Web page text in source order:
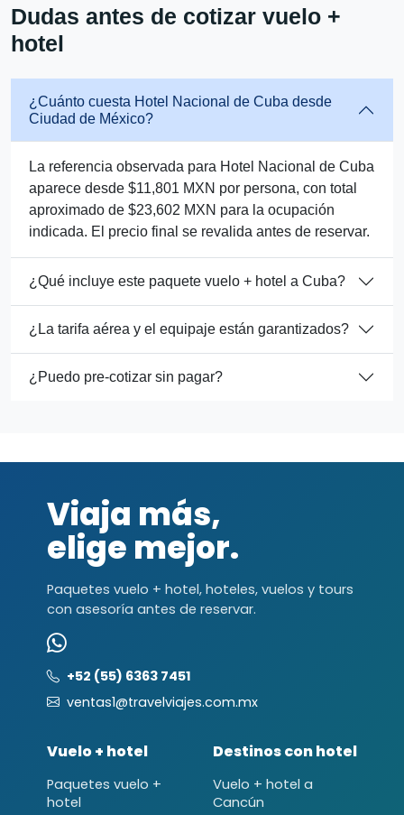
Dudas antes de cotizar vuelo +
hotel
¿Cuánto cuesta Hotel Nacional de Cuba desde
Ciudad de México?
La referencia observada para Hotel Nacional de Cuba
aparece desde $11,801 MXN por persona, con total
aproximado de $23,602 MXN para la ocupación
indicada. El precio final se revalida antes de reservar.
¿Qué incluye este paquete vuelo + hotel a Cuba?
¿La tarifa aérea y el equipaje están garantizados?
¿Puedo pre-cotizar sin pagar?
Viaja más,
elige mejor.
Paquetes vuelo + hotel, hoteles, vuelos y tours
con asesoría antes de reservar.
+52 (55) 6363 7451
ventas1@travelviajes.com.mx
Vuelo + hotel
Paquetes vuelo +
hotel
Destinos con hotel
Vuelo + hotel a
Cancún